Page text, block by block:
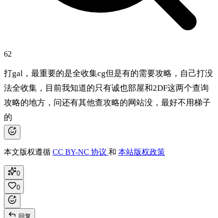
62
打gal，最重要的是全收集cg但是有的需要攻略，自己打没
法全收集，目前我知道的只有诚也部屋和2DF这两个查询
攻略的地方，问还有其他查攻略的网站没，最好不用梯子
的
本文版权遵循 CC BY-NC 协议 和 本站版权政策
0
0
回复